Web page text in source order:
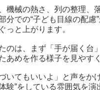
機械の熱さ、列の整理、
分での“子ども目線の配慮
っと上がります。
のは、まず「手が届く台
あめを作る様子を見やす
いてもいいよ」と声をか
験”をしている雰囲気を演